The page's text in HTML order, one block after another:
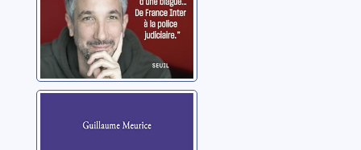
médiocrité